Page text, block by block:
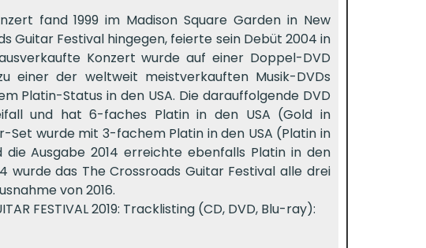
fand 1999 im Madison Square Garden in New
Guitar Festival hingegen, feierte sein Debüt 2004 in
Konzert wurde auf einer Doppel-DVD
einer der weltweit meistverkauften Musik-DVDs
Platin-Status in den USA. Die darauffolgende DVD
und hat 6-faches Platin in den USA (Gold in
Set wurde mit 3-fachem Platin in den USA (Platin in
Ausgabe 2014 erreichte ebenfalls Platin in den
wurde das The Crossroads Guitar Festival alle drei
von 2016.
FESTIVAL 2019: Tracklisting (CD, DVD, Blu-ray):